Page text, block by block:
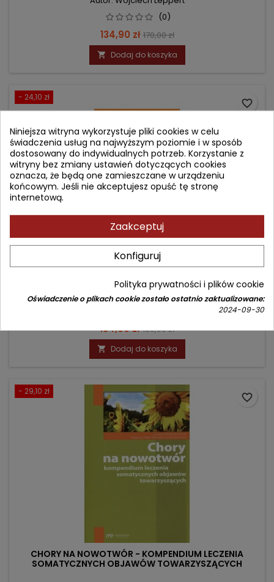
(0)
Cena
134,90 zł Cena
podstawowa
170,00 zł
 Dodaj do koszyka
- 24,10 zł
MEDYCYNA PALIATYWNA
Autor: Krystyna de Walden-Gałuszko
Cena
134,90 złCena
podstawowa
159,00 zł
 Dodaj do koszyka
favorite_border
- 29,10 zł
CHORY NA NOWOTWÓR - KOMPENDIUM LECZENIA
SOMATYCZNYCH OBJAWÓW TOWARZYSZĄCYCH
favorite_border
Niniejsza witryna wykorzystuje pliki cookies w celu
świadczenia usług na najwyższym poziomie i w sposób
dostosowany do indywidualnych potrzeb. Korzystanie z
witryny bez zmiany ustawień dotyczących cookies
oznacza, że będą one zamieszczane w urządzeniu
końcowym. Jeśli nie akceptujesz opuść tę stronę
internetową.
Zaakceptuj
Konfiguruj
Polityka prywatności i plików cookie
Oświadczenie o plikach cookie zostało ostatnio zaktualizowane:
2024-09-30